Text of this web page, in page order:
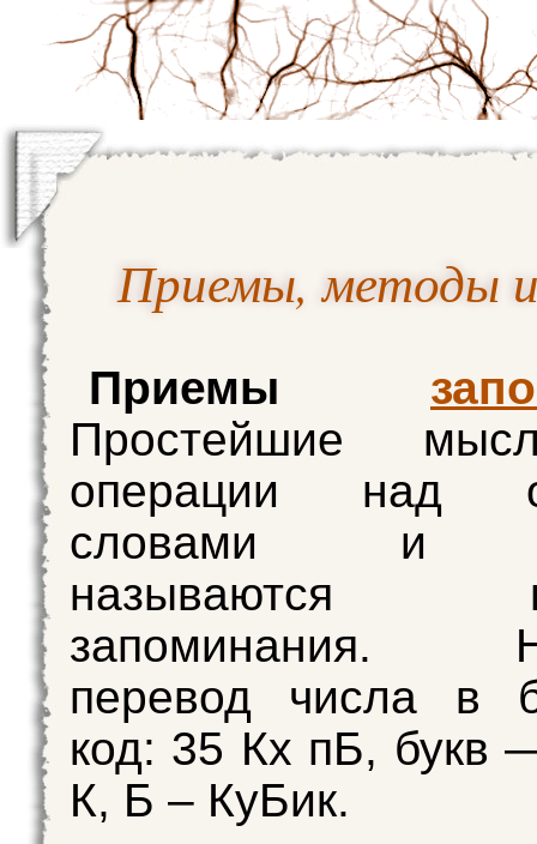
Приемы, методы и
Приемы
Простейшие
операции над
словами и
называются
запоминания.
перевод числа в
код: 35 Кх пБ, букв
К, Б – КуБик.